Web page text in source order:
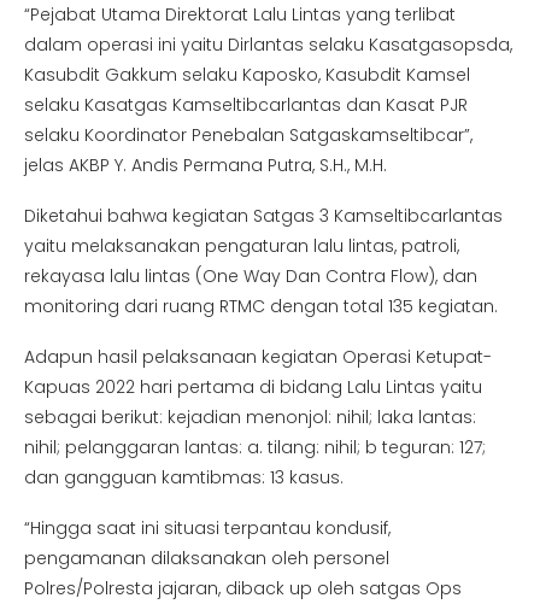
“Pejabat Utama Direktorat Lalu Lintas yang terlibat
dalam operasi ini yaitu Dirlantas selaku Kasatgasopsda,
Kasubdit Gakkum selaku Kaposko, Kasubdit Kamsel
selaku Kasatgas Kamseltibcarlantas dan Kasat PJR
selaku Koordinator Penebalan Satgaskamseltibcar”,
jelas AKBP Y. Andis Permana Putra, S.H., M.H.
Diketahui bahwa kegiatan Satgas 3 Kamseltibcarlantas
yaitu melaksanakan pengaturan lalu lintas, patroli,
rekayasa lalu lintas (One Way Dan Contra Flow), dan
monitoring dari ruang RTMC dengan total 135 kegiatan.
Adapun hasil pelaksanaan kegiatan Operasi Ketupat-
Kapuas 2022 hari pertama di bidang Lalu Lintas yaitu
sebagai berikut: kejadian menonjol: nihil; laka lantas:
nihil; pelanggaran lantas: a. tilang: nihil; b teguran: 127;
dan gangguan kamtibmas: 13 kasus.
“Hingga saat ini situasi terpantau kondusif,
pengamanan dilaksanakan oleh personel
Polres/Polresta jajaran, diback up oleh satgas Ops